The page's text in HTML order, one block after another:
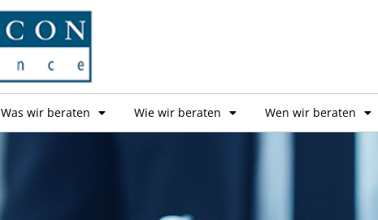
Was wir beraten Wie wir beraten Wen wir beraten